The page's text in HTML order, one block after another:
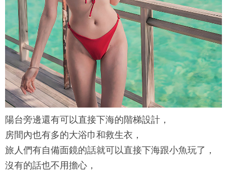
陽台旁邊還有可以直接下海的階梯設計，
房間內也有多的大浴巾和救生衣，
旅人們有自備面鏡的話就可以直接下海跟小魚玩了，
沒有的話也不用擔心，